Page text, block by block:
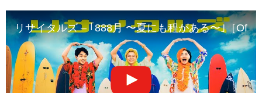
リサイタルズ – ｢888月 〜夏にも程がある〜｣［